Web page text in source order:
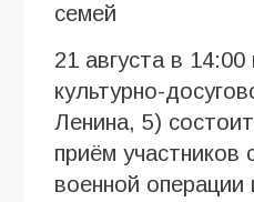
семей
21 августа в
культурно-
Ленина, 5)
приём участников
военной операции